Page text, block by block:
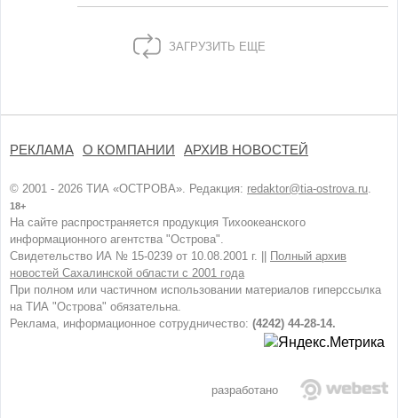
ЗАГРУЗИТЬ ЕЩЕ
РЕКЛАМА О КОМПАНИИ АРХИВ НОВОСТЕЙ
© 2001 - 2026 ТИА «ОСТРОВА». Редакция: redaktor@tia-ostrova.ru.
18+
На сайте распространяется продукция Тихоокеанского
информационного агентства "Острова".
Свидетельство ИА № 15-0239 от 10.08.2001 г. ||
Полный архив
новостей Сахалинской области с 2001 года
При полном или частичном использовании материалов гиперссылка
на ТИА "Острова" обязательна.
Реклама, информационное сотрудничество: (4242) 44-28-14.
разработано